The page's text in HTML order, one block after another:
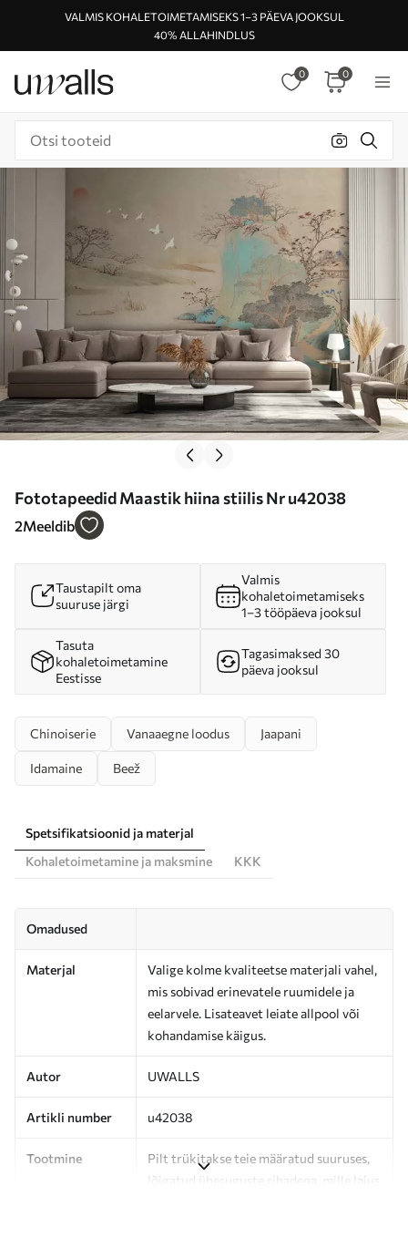
VALMIS KOHALETOIMETAMISEKS 1–3 PÄEVA JOOKSUL
40% ALLAHINDLUS
0 0
Fototapeedid Maastik hiina stiilis Nr u42038
2Meeldib
Taustapilt oma
suuruse järgi
Valmis
kohaletoimetamiseks
1–3 tööpäeva jooksul
Tasuta
kohaletoimetamine
Eestisse
Tagasimaksed 30
päeva jooksul
Chinoiserie Vanaaegne loodus Jaapani
Idamaine Beež
Spetsifikatsioonid ja materjal
Kohaletoimetamine ja maksmine
KKK
Omadused
Materjal
Valige kolme kvaliteetse materjali vahel,
mis sobivad erinevatele ruumidele ja
eelarvele. Lisateavet leiate allpool või
kohandamise käigus.
Autor UWALLS
Artikli number u42038
Tootmine
Pilt trükitakse teie määratud suuruses,
lõigatud ühesuguste ribadena, mille laius